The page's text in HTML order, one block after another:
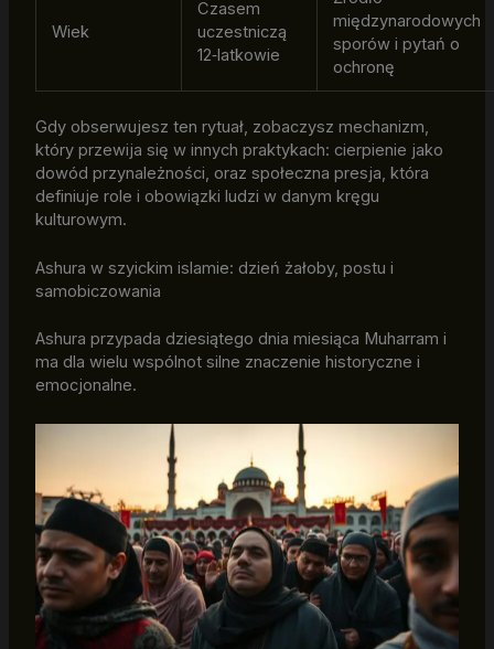
Wiek
Czasem
uczestniczą
12‑latkowie
międzynarodowych
sporów i pytań o
ochronę
Gdy obserwujesz ten rytuał, zobaczysz mechanizm,
który przewija się w innych praktykach: cierpienie jako
dowód przynależności, oraz społeczna presja, która
definiuje role i obowiązki ludzi w danym kręgu
kulturowym.
Ashura w szyickim islamie: dzień żałoby, postu i
samobiczowania
Ashura przypada dziesiątego dnia miesiąca Muharram i
ma dla wielu wspólnot silne znaczenie historyczne i
emocjonalne.